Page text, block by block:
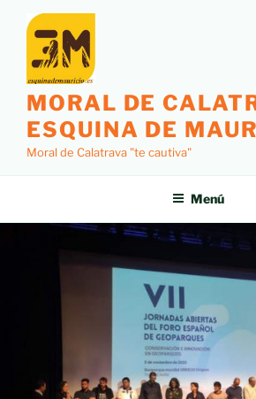
MORAL DE
ESQUINA DE
Moral de Calatrava "te cautiva"
Menú